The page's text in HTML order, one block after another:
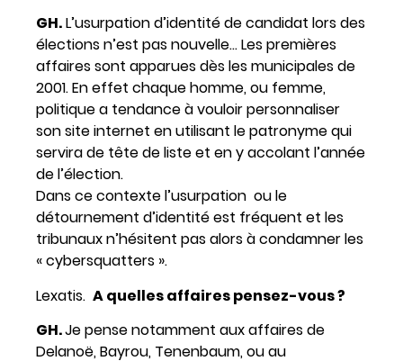
GH.L’usurpation d’identité de candidat lors des
élections n’est pas nouvelle… Les premières
affaires sont apparues dès les municipales de
2001. En effet chaque homme, ou femme,
politique a tendance à vouloir personnaliser
son site internet en utilisant le patronyme qui
servira de tête de liste et en y accolant l’année
de l’élection.
Dans ce contexte l’usurpation ou le
détournement d’identité est fréquent et les
tribunaux n’hésitent pas alors à condamner les
« cybersquatters ».
Lexatis. A quelles affaires pensez-vous ?
GH.Je pense notamment aux affaires de
Delanoë, Bayrou, Tenenbaum, ou au